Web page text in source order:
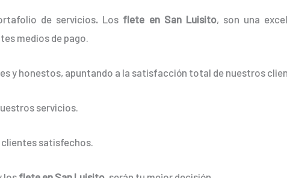
de servicios. Los flete en San Luisito, son una
medios de pago.
y honestos, apuntando a la satisfacción total de nuestros
servicios.
clientes satisfechos.